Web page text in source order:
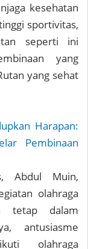
kesehatan
sportivitas,
seperti ini
yang
yang sehat
Harapan:
Pembinaan
Abdul Muin,
olahraga
tetap dalam
antusiasme
olahraga